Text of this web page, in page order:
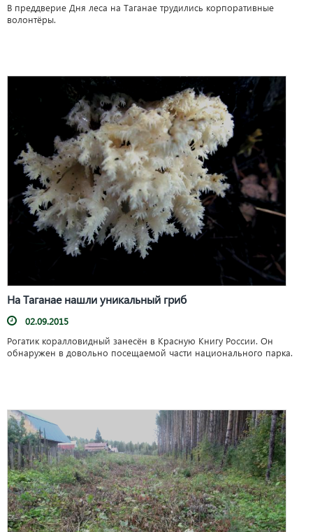
В преддверие Дня леса на Таганае трудились корпоративные
волонтёры.
На Таганае нашли уникальный гриб
02.09.2015
Рогатик коралловидный занесён в Красную Книгу России. Он
обнаружен в довольно посещаемой части национального парка.